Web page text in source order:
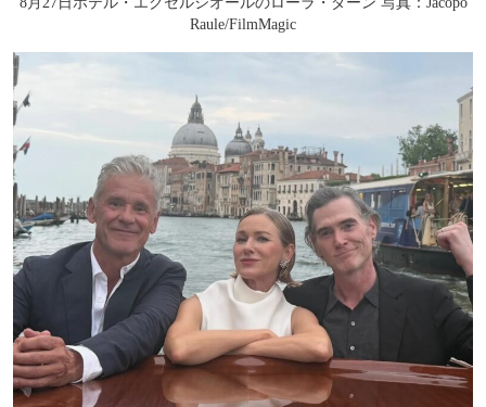
Raule/FilmMagic